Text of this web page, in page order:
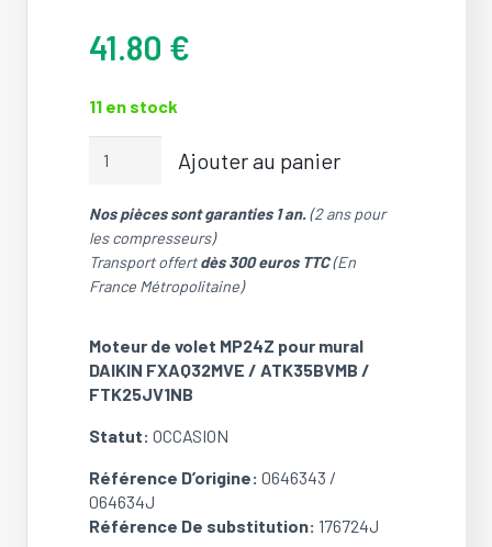
41.80 €
11 en stock
de
volet
MP24Z
pour
DAIKIN
FXAQ32MVE
/
/
(Ref:
0646343/176724J)
(OCCASION)
Ajouter au panier
Nos pièces sont garanties 1 an.(2 ans pour
les compresseurs)
Transport offertdès 300 euros TTC(En
France Métropolitaine)
Moteur de volet MP24Z pour mural
DAIKIN FXAQ32MVE / ATK35BVMB /
FTK25JV1NB
Statut: OCCASION
Référence D’origine: 0646343 /
064634J
Référence De substitution: 176724J